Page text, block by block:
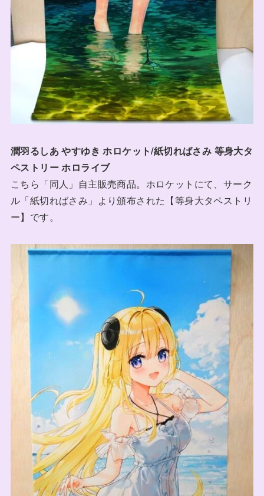
潤羽るしあ やすゆき ホロケット/紙切ればさみ 等身大タ
ペストリー ホロライブ
こちら「同人」自主販売商品。ホロケットにて、サーク
ル「紙切ればさみ」より頒布された【等身大タペストリ
ー】です。